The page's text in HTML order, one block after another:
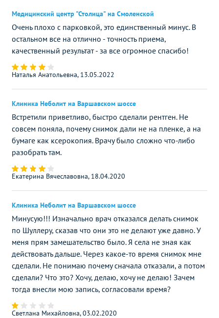
Медицинский центр "Столица" на Смоленской
Очень плохо с парковкой, это единственный минус. В
остальном все на отлично - точность приема,
качественный результат - за все огромное спасибо!
Наталья Анатольевна, 13.05.2022
Клиника Неболит на Варшавском шоссе
Встретили приветливо, быстро сделали рентген. Не
совсем поняла, почему снимок дали не на пленке, а на
бумаге как ксерокопия. Врачу было сложно что-либо
разобрать там.
Екатерина Вячеславовна, 18.04.2020
Клиника Неболит на Варшавском шоссе
Минусую!!! Изначально врач отказался делать снимок
по Шуллеру, сказав что они это не делают уже давно. У
меня прям замешательство было. Я села не зная как
действовать дальше. Через какое-то время снимок мне
сделали. Не понимаю почему сначала отказали, а потом
сделали? Что это? Хочу, делаю, хочу не делаю! Зачем
тогда внесли мою запись, согласовали время?
Светлана Михайловна, 03.02.2020